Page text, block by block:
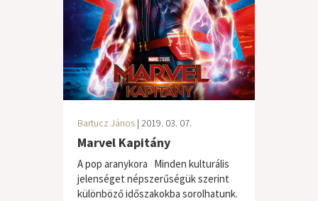
Bartucz János | 2019. 03. 07.
Marvel Kapitány
A pop aranykora Minden kulturális
jelenséget népszerűségük szerint
különböző időszakokba sorolhatunk.